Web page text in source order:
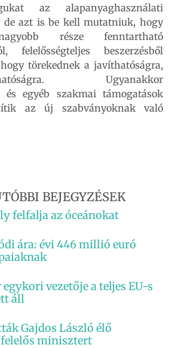
az alapanyaghasználati
de azt is be kell mutatniuk, hogy
része fenntartható
felelősségteljes beszerzésből
törekednek a javíthatóságra,
Ugyanakkor
és egyéb szakmai támogatások
az új szabványoknak való
BEJEGYZÉSEK
felfalja az óceánokat
ára: évi 446 millió euró
vezetője a teljes EU-s
áll
Gajdos László élő
minisztert